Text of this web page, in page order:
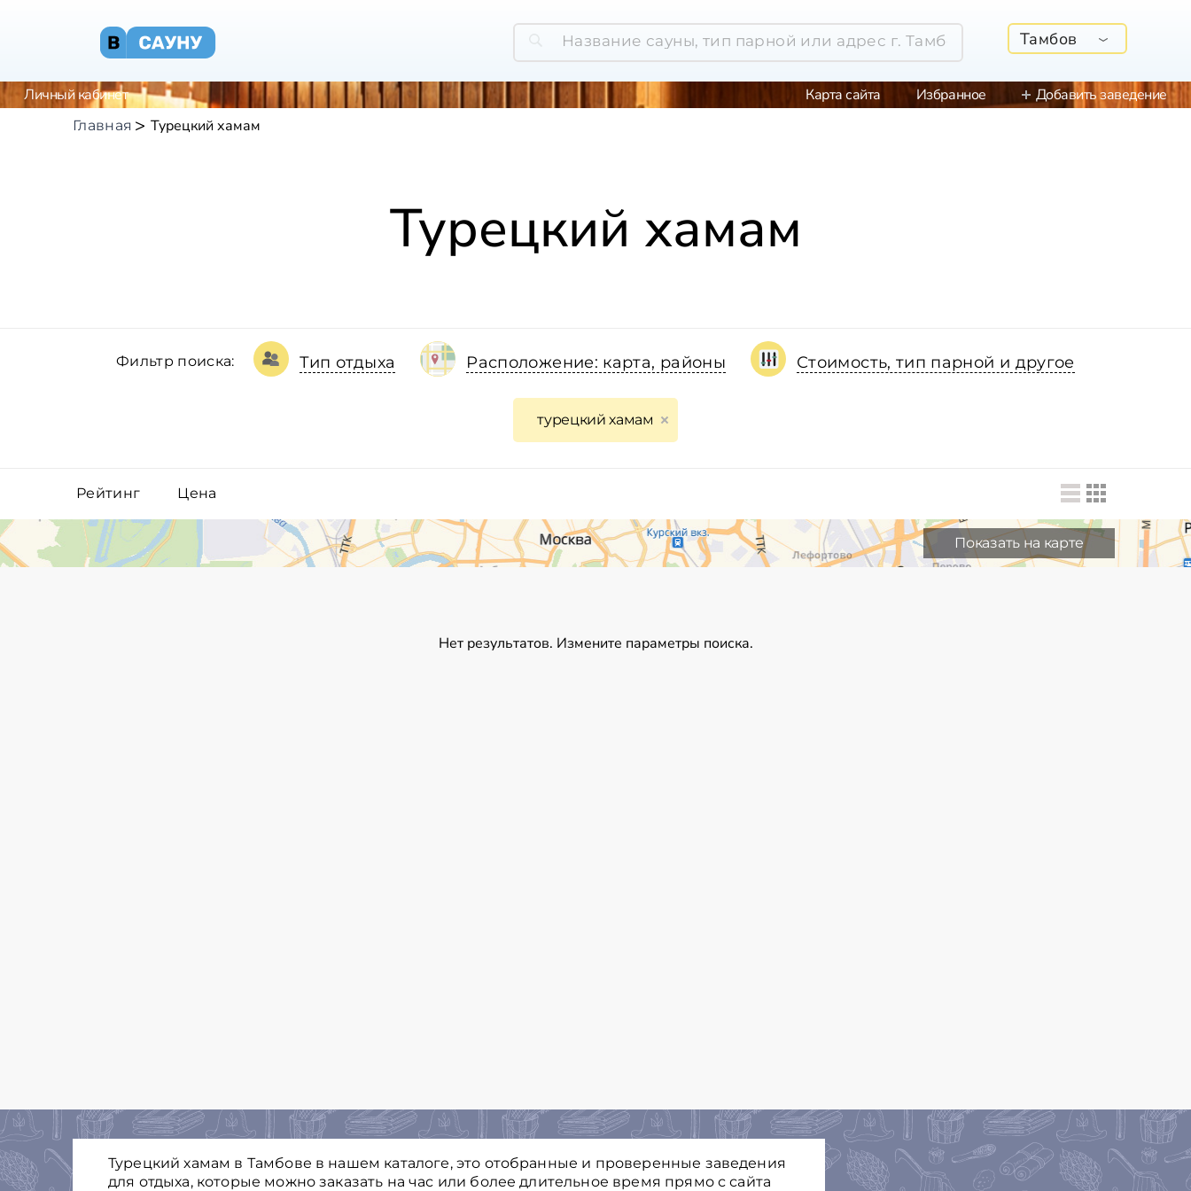
Тамбов
Личный кабинет Карта сайта Избранное Добавить заведение
Главная Турецкий хамам
Турецкий хамам
Фильтр поиска: Тип отдыха Расположение: карта, районы Стоимость, тип парной и другое
турецкий хамам
Рейтинг Цена
Показать на карте
Нет результатов. Измените параметры поиска.
Турецкий хамам в Тамбове в нашем каталоге, это отобранные и проверенные заведения
для отдыха, которые можно заказать на час или более длительное время прямо с сайта